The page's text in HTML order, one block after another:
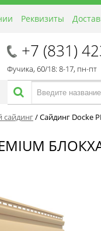
Реквизиты
+7 (831)
Фучика, 60/18: 8-17, пн-пт
сайдинг/Сайдинг Docke